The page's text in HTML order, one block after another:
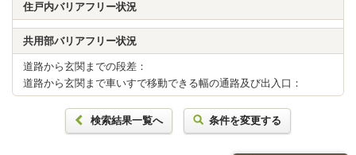
住戸内バリアフリー状況
共用部バリアフリー状況
道路から玄関までの段差：
道路から玄関まで車いすで移動できる幅の通路及び出入口：
検索結果一覧へ 条件を変更する